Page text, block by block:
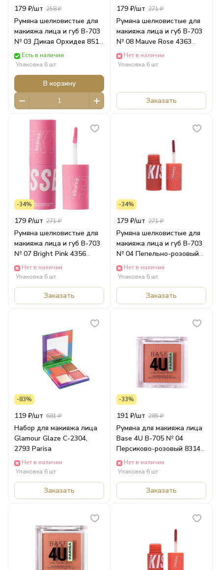
179 ₽/шт 258 ₽
Румяна шелковистые для
макияжа лица и губ В-703
№ 03 Дикая Орхидея 8512
ParisaЕсть в наличии
Упаковка 6 шт
В корзину
179 ₽/шт 271 ₽
Румяна шелковистые для
макияжа лица и губ В-703
№ 08 Mauve Rose 4363
ParisaНет в наличии
Упаковка 6 шт
Заказать
-34%
179 ₽/шт 271 ₽
Румяна шелковистые для
макияжа лица и губ В-703
№ 07 Bright Pink 4356
ParisaНет в наличии
Упаковка 6 шт
Заказать
-34%
179 ₽/шт 271 ₽
Румяна шелковистые для
макияжа лица и губ В-703
№ 04 Пепельно-розовый
8529 Parisa
Нет в наличии
Упаковка 6 шт
Заказать
-83%
119 ₽/шт 681 ₽
Набор для макияжа лица
Glamour Glaze C-2304,
2793 Parisa
Нет в наличии
Упаковка 6 шт
Заказать
-33%
191 ₽/шт 285 ₽
Румяна для макияжа лица
Base 4U B-705 № 04
Персиково-розовый 8314
ParisaНет в наличии
Упаковка 6 шт
Заказать